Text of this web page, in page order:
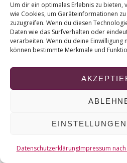
Um dir ein optimales Erlebnis zu bieten,
wie Cookies, um Geräteinformationen
zuzugreifen. Wenn du diesen
Daten wie das Surfverhalten oder
verarbeiten. Wenn du deine Einwilligung
können bestimmte Merkmale und
DatenschutzerklärungImpressum
S
e
i
m
© 2026
NACH OBEN